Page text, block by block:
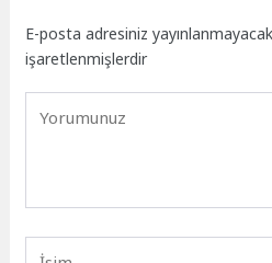
E-posta adresiniz
işaretlenmişlerdir